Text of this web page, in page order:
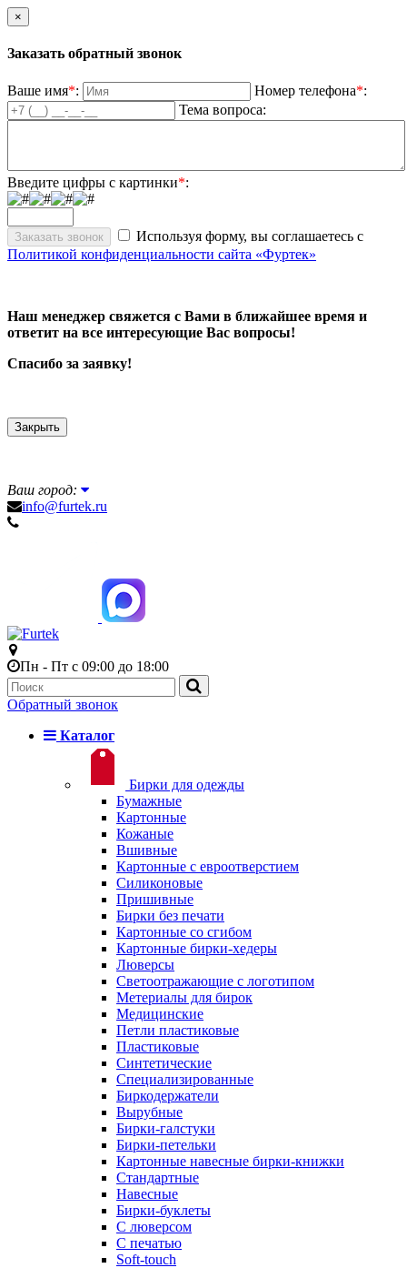
×
Заказать обратный звонок
Ваше имя*: Номер телефона*:
Тема вопроса:
Введите цифры с картинки*:
Используя форму, вы соглашаетесь с
Политикой конфиденциальности сайта «Фуртек»
Наш менеджер свяжется с Вами в ближайшее время и
ответит на все интересующие Вас вопросы!
Спасибо за заявку!
Закрыть
Ваш город:
info@furtek.ru
Пн - Пт с 09:00 до 18:00
Обратный звонок
Каталог
Бирки для одежды
Бумажные
Картонные
Кожаные
Вшивные
Картонные с евроотверстием
Силиконовые
Пришивные
Бирки без печати
Картонные со сгибом
Картонные бирки-хедеры
Люверсы
Светоотражающие с логотипом
Метериалы для бирок
Медицинские
Петли пластиковые
Пластиковые
Синтетические
Специализированные
Биркодержатели
Вырубные
Бирки-галстуки
Бирки-петельки
Картонные навесные бирки-книжки
Стандартные
Навесные
Бирки-буклеты
С люверсом
С печатью
Soft-touch